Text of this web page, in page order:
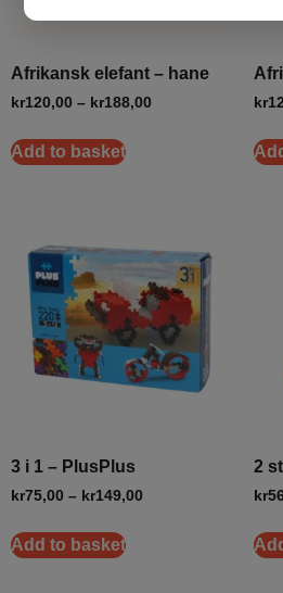
Afrikansk elefant – hane
kr120,00 – kr188,00
Add to basket
kr
3 i 1 – PlusPlus
kr75,00 – kr149,00
Add to basket
2
kr